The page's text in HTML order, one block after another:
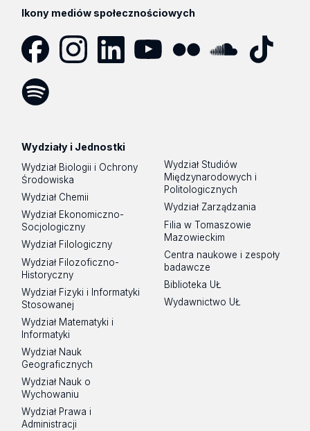
Ikony mediów społecznościowych
Wydziały i Jednostki
Wydział Biologii i Ochrony
Środowiska
Wydział Chemii
Wydział Ekonomiczno-
Socjologiczny
Wydział Filologiczny
Wydział Filozoficzno-
Historyczny
Wydział Fizyki i Informatyki
Stosowanej
Wydział Matematyki i
Informatyki
Wydział Nauk
Geograficznych
Wydział Nauk o
Wychowaniu
Wydział Prawa i
Administracji
Wydział Studiów
Międzynarodowych i
Politologicznych
Wydział Zarządzania
Filia w Tomaszowie
Mazowieckim
Centra naukowe i zespoły
badawcze
Biblioteka UŁ
Wydawnictwo UŁ